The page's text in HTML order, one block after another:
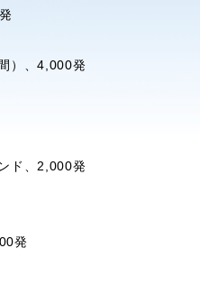
）、4,000発
ド、2,000発
発